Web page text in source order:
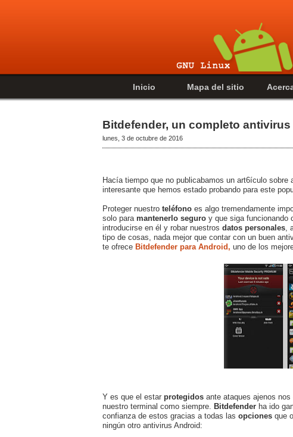
Inicio Mapa del sitio
Bitdefender, un completo
lunes, 3 de octubre de 2016
Hacía tiempo que no publicabamos un art6ículo
interesante que hemos estado probando para este
Proteger nuestro teléfono es algo tremendamente
solo para mantenerlo seguro y que siga funcionando
introducirse en él y robar nuestros datos personales
tipo de cosas, nada mejor que contar con un buen
te ofrece Bitdefender para Android, uno de los
Y es que el estar protegidos ante ataques ajenos
nuestro terminal como siempre. Bitdefender ha ido
confianza de estos gracias a todas las opciones que
ningún otro antivirus Android: